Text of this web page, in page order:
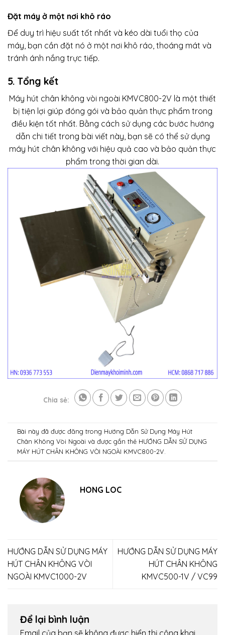
Đặt máy ở một nơi khô ráo
Để duy trì hiệu suất tốt nhất và kéo dài tuổi thọ của
máy, bạn cần đặt nó ở một nơi khô ráo, thoáng mát và
tránh ánh nắng trực tiếp.
5. Tổng kết
Máy hút chân không vòi ngoài KMVC800-2V là một thiết
bị tiện lợi giúp đóng gói và bảo quản thực phẩm trong
điều kiện tốt nhất. Bằng cách sử dụng các bước hướng
dẫn chi tiết trong bài viết này, bạn sẽ có thể sử dụng
máy hút chân không với hiệu quả cao và bảo quản thực
phẩm trong thời gian dài.
Chia sẻ:
Bài này đã được đăng trong Hướng Dẫn Sử Dụng Máy Hút
Chân Không Vòi Ngoài và được gắn thẻ HƯỚNG DẪN SỬ DỤNG
MÁY HÚT CHÂN KHÔNG VÒI NGOÀI KMVC800-2V
HONG LOC
HƯỚNG DẪN SỬ DỤNG MÁY
HÚT CHÂN KHÔNG VÒI
NGOÀI KMVC1000-2V
HƯỚNG DẪN SỬ DỤNG MÁY
HÚT CHÂN KHÔNG
KMVC500-1V / VC99
Để lại bình luận